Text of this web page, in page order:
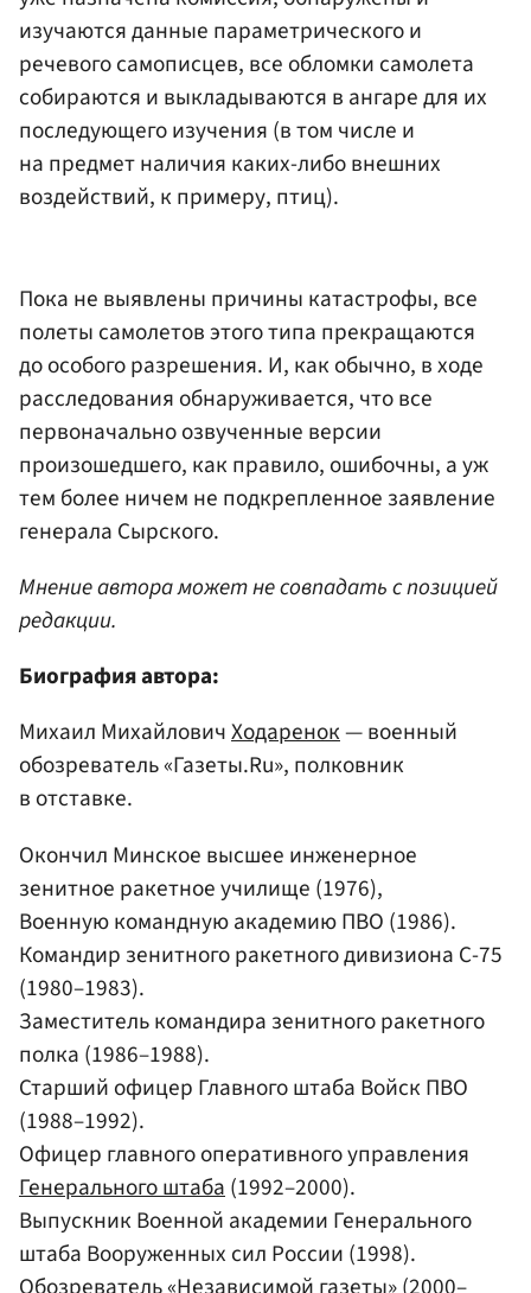
изучаются данные параметрического и
речевого самописцев, все обломки самолета
собираются и выкладываются в ангаре для их
последующего изучения (в том числе и
на предмет наличия каких-либо внешних
воздействий, к примеру, птиц).
Пока не выявлены причины катастрофы, все
полеты самолетов этого типа прекращаются
до особого разрешения. И, как обычно, в ходе
расследования обнаруживается, что все
первоначально озвученные версии
произошедшего, как правило, ошибочны, а уж
тем более ничем не подкрепленное заявление
генерала Сырского.
Мнение автора может не совпадать с позицией
редакции.
Биография автора:
Михаил МихайловичХодаренок— военный
обозреватель «Газеты.Ru», полковник
в отставке.
Окончил Минское высшее инженерное
зенитное ракетное училище (1976),
Военную командную академию ПВО (1986).
Командир зенитного ракетного дивизиона С-75
(1980–1983).
Заместитель командира зенитного ракетного
полка (1986–1988).
Старший офицер Главного штаба Войск ПВО
(1988–1992).
Офицер главного оперативного управления
Генерального штаба (1992–2000).
Выпускник Военной академии Генерального
штаба Вооруженных сил России (1998).